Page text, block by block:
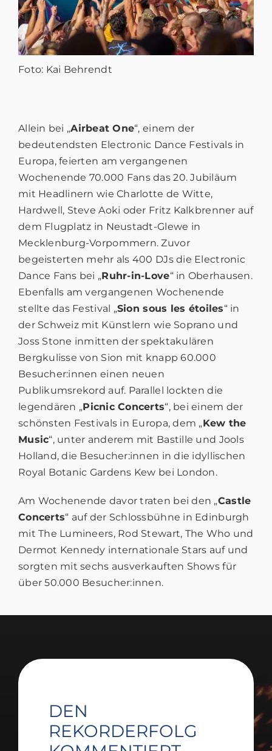
Foto: Kai Behrendt
Allein bei „Airbeat One“, einem der
bedeutendsten Electronic Dance Festivals in
Europa, feierten am vergangenen
Wochenende 70.000 Fans das 20. Jubiläum
mit Headlinern wie Charlotte de Witte,
Hardwell, Steve Aoki oder Fritz Kalkbrenner auf
dem Flugplatz in Neustadt-Glewe in
Mecklenburg-Vorpommern. Zuvor
begeisterten mehr als 400 DJs die Electronic
Dance Fans bei „Ruhr-in-Love“ in Oberhausen.
Ebenfalls am vergangenen Wochenende
stellte das Festival „Sion sous les étoiles“ in
der Schweiz mit Künstlern wie Soprano und
Joss Stone inmitten der spektakulären
Bergkulisse von Sion mit knapp 60.000
Besucher:innen einen neuen
Publikumsrekord auf. Parallel lockten die
legendären „Picnic Concerts“, bei einem der
schönsten Festivals in Europa, dem „Kew the
Music“, unter anderem mit Bastille und Jools
Holland, die Besucher:innen in die idyllischen
Royal Botanic Gardens Kew bei London.
Am Wochenende davor traten bei den „Castle
Concerts“ auf der Schlossbühne in Edinburgh
mit The Lumineers, Rod Stewart, The Who und
Dermot Kennedy internationale Stars auf und
sorgten mit sechs ausverkauften Shows für
über 50.000 Besucher:innen.
DEN
REKORDERFOLG